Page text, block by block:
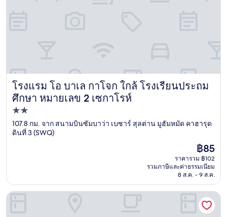
โรงแรม โอ บาเล กาโจก ใกล้ โรงเรียนประถม
ศึกษา หมายเลข 2 เซกาโรห์
โรงแรม โอ บาเล กาโจก ใกล้ โรงเรียนประถมศึกษา หมายเล
ที่พัก
2.0
ดาว
107.8 กม. จาก สนามบินซัมบาว่า เบซาร์ สุลต่าน มูฮัมหมัด คาฮารุด
ดินที่ 3 (SWQ)
ราคา
ปัจจุบัน
คือ
฿85
฿85
ราคารวม ฿102
รวมภาษีและค่าธรรมเนียม
8 ส.ค. - 9 ส.ค.
บาลอง บาลอง ซัรฟ์ บังกะโล